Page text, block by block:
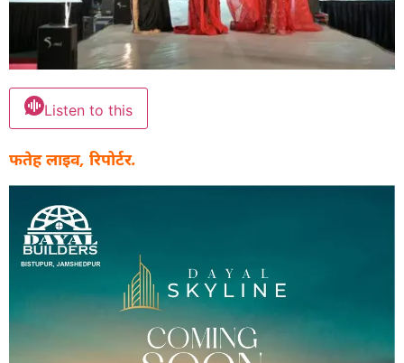
Listen to this
फतेह लाइव, रिपोर्टर.